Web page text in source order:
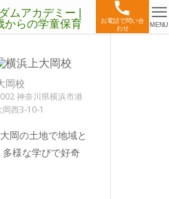
お電話で問い合
わせ
MENU
岡校
神奈川県横浜市港
西3-10-1
岡の土地で地域と
様な学びで好奇